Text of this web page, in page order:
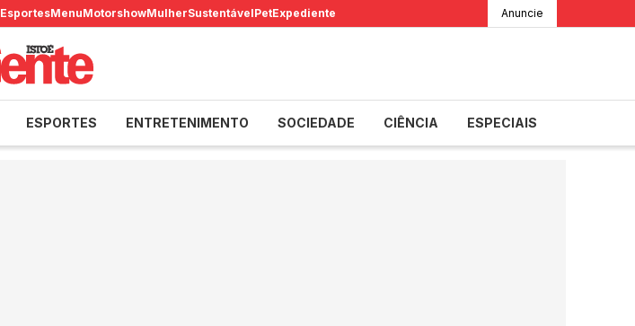
EsportesMenuMotorshowMulherSustentávelPetExpediente Anuncie
ESPORTES ENTRETENIMENTO SOCIEDADE CIÊNCIA ESPECIAIS